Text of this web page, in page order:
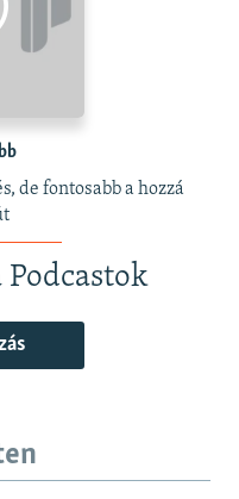
de fontosabb a hozzá
Podcastok